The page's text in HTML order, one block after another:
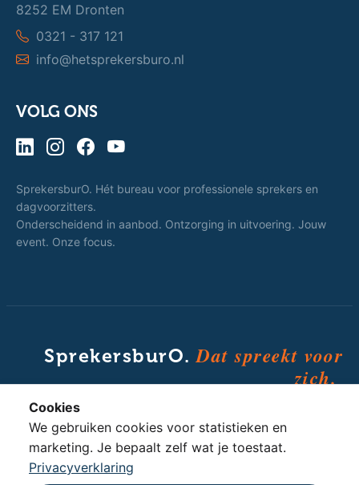
8252 EM Dronten
0321 - 317 121
info@hetsprekersburo.nl
VOLG ONS
SprekersburO. Hét bureau voor professionele sprekers en
dagvoorzitters.
Onderscheidend in aanbod. Ontzorging in uitvoering. Jouw
event. Onze focus.
SprekersburO. Dat spreekt voor
zich.
© 2010 - 2026 SprekersburO · Powered byTriple Blue Group
· All rights reserved
Cookies
We gebruiken cookies voor statistieken en
marketing. Je bepaalt zelf wat je toestaat.
Privacyverklaring